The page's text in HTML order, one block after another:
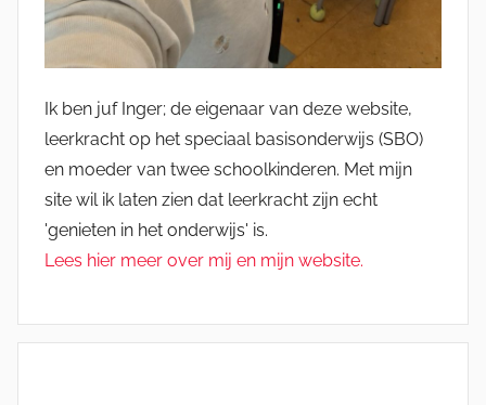
Ik ben juf Inger; de eigenaar van deze website,
leerkracht op het speciaal basisonderwijs (SBO)
en moeder van twee schoolkinderen. Met mijn
site wil ik laten zien dat leerkracht zijn echt
'genieten in het onderwijs' is.
Lees hier meer over mij en mijn website.